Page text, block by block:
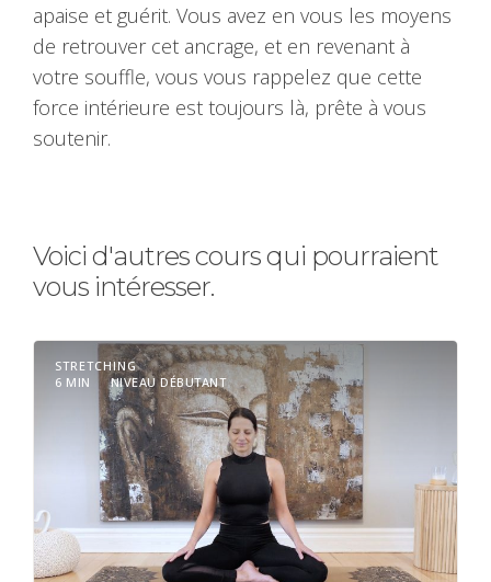
apaise et guérit. Vous avez en vous les moyens
de retrouver cet ancrage, et en revenant à
votre souffle, vous vous rappelez que cette
force intérieure est toujours là, prête à vous
soutenir.
Voici d'autres cours qui pourraient
vous intéresser.
STRETCHING
6 MIN
NIVEAU DÉBUTANT